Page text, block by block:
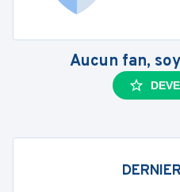
Aucun fan,